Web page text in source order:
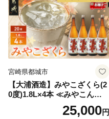
宮崎県都城市
【大浦酒造】みやこざくら(2
0度)1.8L×4本 ≪みやこんじょ
特急便≫_AD-077125,000円